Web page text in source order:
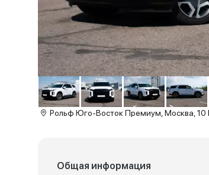
Рольф Юго-Восток Премиум, Москва,
Общая информация